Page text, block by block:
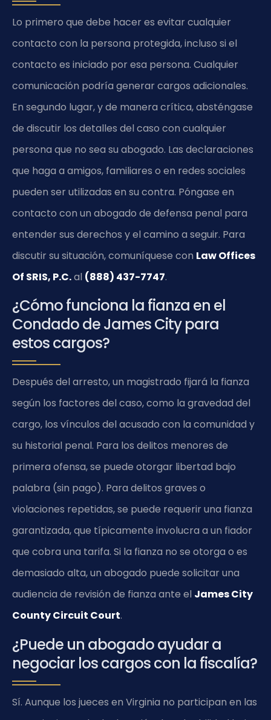
Lo primero que debe hacer es evitar cualquier
contacto con la persona protegida, incluso si el
contacto es iniciado por esa persona. Cualquier
comunicación podría generar cargos adicionales.
En segundo lugar, y de manera crítica, absténgase
de discutir los detalles del caso con cualquier
persona que no sea su abogado. Las declaraciones
que haga a amigos, familiares o en redes sociales
pueden ser utilizadas en su contra. Póngase en
contacto con un abogado de defensa penal para
entender sus derechos y el camino a seguir. Para
discutir su situación, comuníquese con Law Offices
Of SRIS, P.C.al (888) 437-7747.
¿Cómo funciona la fianza en el
Condado de James City para
estos cargos?
Después del arresto, un magistrado fijará la fianza
según los factores del caso, como la gravedad del
cargo, los vínculos del acusado con la comunidad y
su historial penal. Para los delitos menores de
primera ofensa, se puede otorgar libertad bajo
palabra (sin pago). Para delitos graves o
violaciones repetidas, se puede requerir una fianza
garantizada, que típicamente involucra a un fiador
que cobra una tarifa. Si la fianza no se otorga o es
demasiado alta, un abogado puede solicitar una
audiencia de revisión de fianza ante el James City
County Circuit Court.
¿Puede un abogado ayudar a
negociar los cargos con la fiscalía?
Sí. Aunque los jueces en Virginia no participan en las